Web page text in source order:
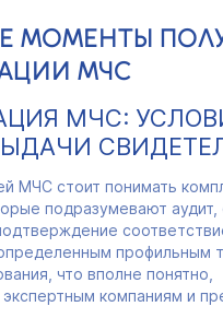
МОМЕНТЫ
МЧС
МЧС:
МЧС стоит понимать
подразумевают аудит,
профильным
что вполне понятно,
компаниям и